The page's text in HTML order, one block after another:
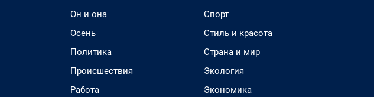
Он и она
Осень
Политика
Происшествия
Работа
Спорт
Стиль и красота
Страна и мир
Экология
Экономика